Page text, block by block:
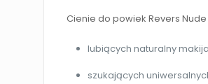
Cienie do powiek Revers
lubiących naturalny
szukających